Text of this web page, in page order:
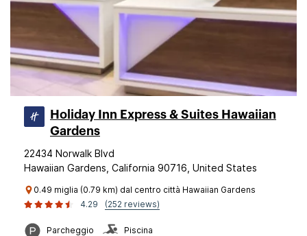
Holiday Inn Express & Suites Hawaiian
Gardens
22434 Norwalk Blvd
Hawaiian Gardens, California 90716, United States
0.49 miglia (0.79 km) dal centro città Hawaiian Gardens
4.29
(252 reviews)
Parcheggio Piscina